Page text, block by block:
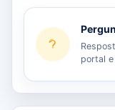
portal